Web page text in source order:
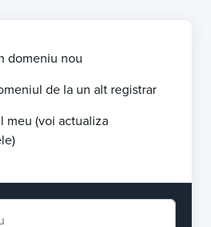
domeniu nou
de la un alt registrar
meu (voi actualiza